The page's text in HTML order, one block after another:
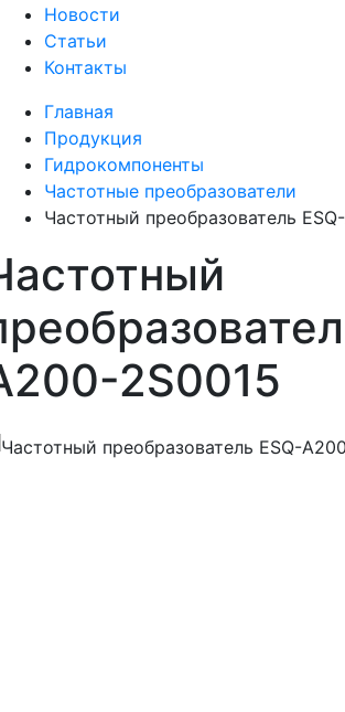
Новости
Статьи
Контакты
Главная
Продукция
Гидрокомпоненты
Частотные преобразователи
Частотный преобразователь
2S0015